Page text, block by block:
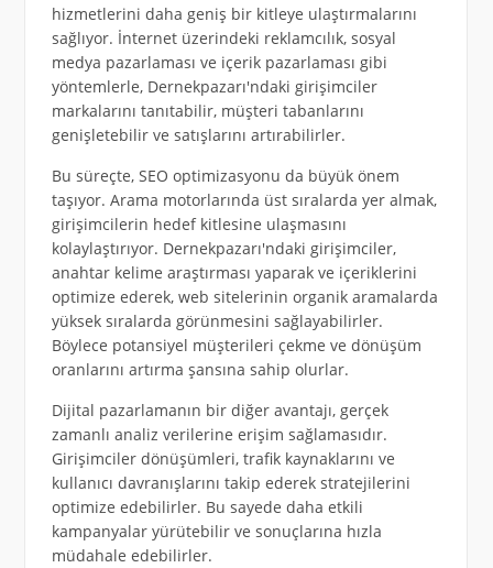
hizmetlerini daha geniş bir kitleye ulaştırmalarını
sağlıyor. İnternet üzerindeki reklamcılık, sosyal
medya pazarlaması ve içerik pazarlaması gibi
yöntemlerle, Dernekpazarı'ndaki girişimciler
markalarını tanıtabilir, müşteri tabanlarını
genişletebilir ve satışlarını artırabilirler.
Bu süreçte, SEO optimizasyonu da büyük önem
taşıyor. Arama motorlarında üst sıralarda yer almak,
girişimcilerin hedef kitlesine ulaşmasını
kolaylaştırıyor. Dernekpazarı'ndaki girişimciler,
anahtar kelime araştırması yaparak ve içeriklerini
optimize ederek, web sitelerinin organik aramalarda
yüksek sıralarda görünmesini sağlayabilirler.
Böylece potansiyel müşterileri çekme ve dönüşüm
oranlarını artırma şansına sahip olurlar.
Dijital pazarlamanın bir diğer avantajı, gerçek
zamanlı analiz verilerine erişim sağlamasıdır.
Girişimciler dönüşümleri, trafik kaynaklarını ve
kullanıcı davranışlarını takip ederek stratejilerini
optimize edebilirler. Bu sayede daha etkili
kampanyalar yürütebilir ve sonuçlarına hızla
müdahale edebilirler.